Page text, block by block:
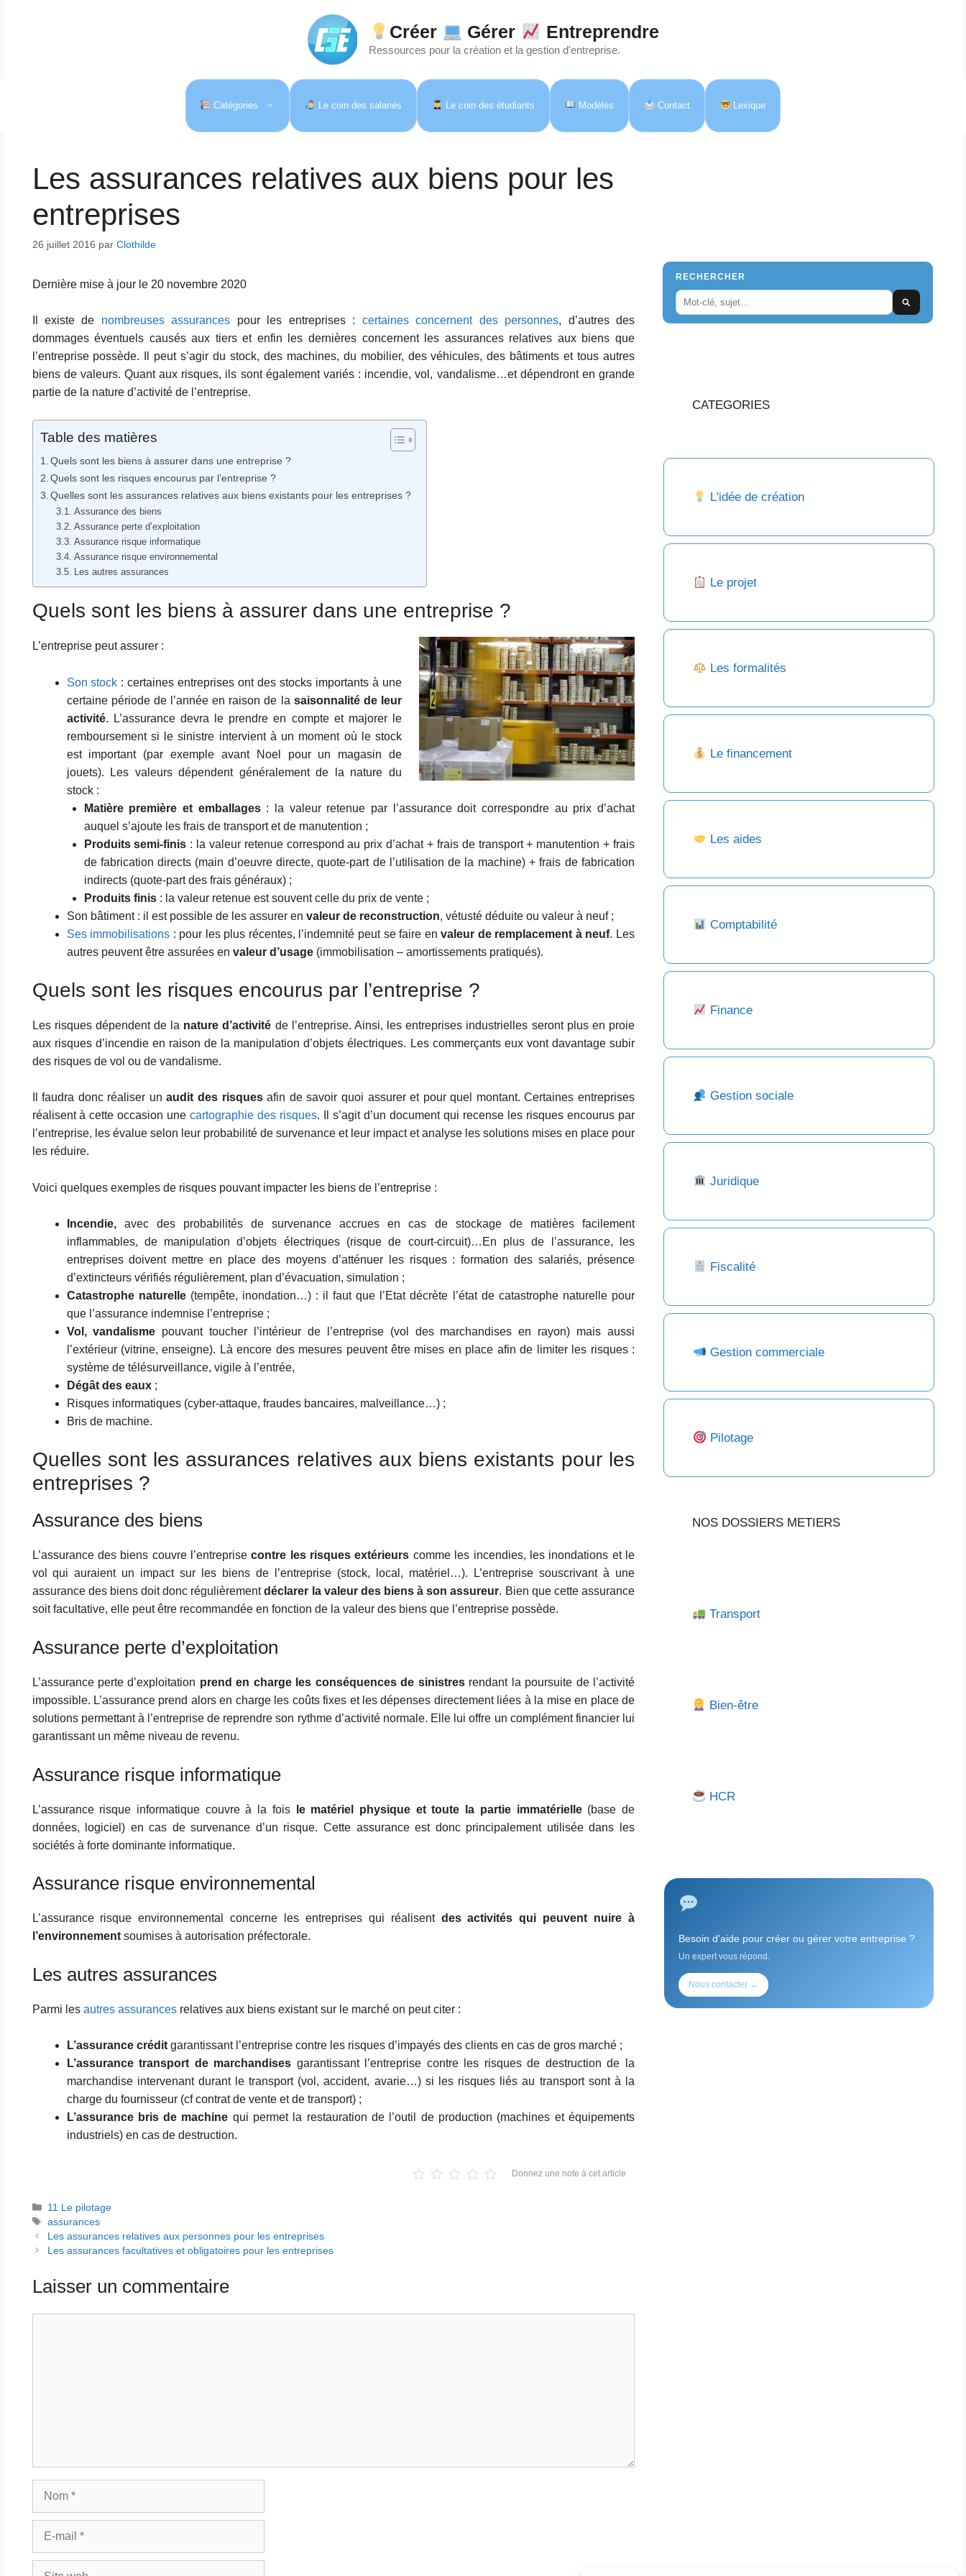
Créer Gérer Entreprendre
Ressources pour la création et la gestion d'entreprise.
Catégories Le coin des salariés Le coin des étudiants Modèles Contact Lexique
Les assurances relatives aux biens pour les
entreprises
26 juillet 2016 par Clothilde
Dernière mise à jour le 20 novembre 2020
Il existe de nombreuses assurances pour les entreprises : certaines concernent des personnes, d’autres des
dommages éventuels causés aux tiers et enfin les dernières concernent les assurances relatives aux biens que
l’entreprise possède. Il peut s’agir du stock, des machines, du mobilier, des véhicules, des bâtiments et tous autres
biens de valeurs. Quant aux risques, ils sont également variés : incendie, vol, vandalisme…et dépendront en grande
partie de la nature d’activité de l’entreprise.
Table des matières
Quels sont les biens à assurer dans une entreprise ?
Quels sont les risques encourus par l’entreprise ?
Quelles sont les assurances relatives aux biens existants pour les entreprises ?
Assurance des biens
Assurance perte d’exploitation
Assurance risque informatique
Assurance risque environnemental
Les autres assurances
Quels sont les biens à assurer dans une entreprise ?
L’entreprise peut assurer :
Son stock : certaines entreprises ont des stocks importants à une
certaine période de l’année en raison de la saisonnalité de leur
activité. L’assurance devra le prendre en compte et majorer le
remboursement si le sinistre intervient à un moment où le stock
est important (par exemple avant Noel pour un magasin de
jouets). Les valeurs dépendent généralement de la nature du
stock :
Matière première et emballages: la valeur retenue par l’assurance doit correspondre au prix d’achat
auquel s’ajoute les frais de transport et de manutention ;
Produits semi-finis : la valeur retenue correspond au prix d’achat + frais de transport + manutention + frais
de fabrication directs (main d’oeuvre directe, quote-part de l’utilisation de la machine) + frais de fabrication
indirects (quote-part des frais généraux) ;
Produits finis: la valeur retenue est souvent celle du prix de vente ;
Son bâtiment : il est possible de les assurer en valeur de reconstruction, vétusté déduite ou valeur à neuf ;
Ses immobilisations : pour les plus récentes, l’indemnité peut se faire envaleur de remplacement à neuf. Les
autres peuvent être assurées en valeur d’usage(immobilisation – amortissements pratiqués).
Quels sont les risques encourus par l’entreprise ?
Les risques dépendent de la nature d’activité de l’entreprise. Ainsi, les entreprises industrielles seront plus en proie
aux risques d’incendie en raison de la manipulation d’objets électriques. Les commerçants eux vont davantage subir
des risques de vol ou de vandalisme.
Il faudra donc réaliser unaudit des risquesafin de savoir quoi assurer et pour quel montant. Certaines entreprises
réalisent à cette occasion unecartographie des risques. Il s’agit d’un document qui recense les risques encourus par
l’entreprise, les évalue selon leur probabilité de survenance et leur impact et analyse les solutions mises en place pour
les réduire.
Voici quelques exemples de risques pouvant impacter les biens de l’entreprise :
Incendie,avec des probabilités de survenance accrues en cas de stockage de matières facilement
inflammables, de manipulation d’objets électriques (risque de court-circuit)…En plus de l’assurance, les
entreprises doivent mettre en place des moyens d’atténuer les risques : formation des salariés, présence
d’extincteurs vérifiés régulièrement, plan d’évacuation, simulation ;
Catastrophe naturelle(tempête, inondation…) : il faut que l’Etat décrète l’état de catastrophe naturelle pour
que l’assurance indemnise l’entreprise ;
Vol, vandalisme pouvant toucher l’intérieur de l’entreprise (vol des marchandises en rayon) mais aussi
l’extérieur (vitrine, enseigne). Là encore des mesures peuvent être mises en place afin de limiter les risques :
système de télésurveillance, vigile à l’entrée,
Dégât des eaux;
Risques informatiques (cyber-attaque, fraudes bancaires, malveillance…) ;
Bris de machine.
Quelles sont les assurances relatives aux biens existants pour les
entreprises ?
Assurance des biens
L’assurance des biens couvre l’entreprisecontre les risques extérieurs comme les incendies, les inondations et le
vol qui auraient un impact sur les biens de l’entreprise (stock, local, matériel…). L’entreprise souscrivant à une
assurance des biens doit donc régulièrementdéclarer la valeur des biens à son assureur. Bien que cette assurance
soit facultative, elle peut être recommandée en fonction de la valeur des biens que l’entreprise possède.
Assurance perte d’exploitation
L’assurance perte d’exploitation prend en charge les conséquences de sinistresrendant la poursuite de l’activité
impossible. L’assurance prend alors en charge les coûts fixes et les dépenses directement liées à la mise en place de
solutions permettant à l’entreprise de reprendre son rythme d’activité normale. Elle lui offre un complément financier lui
garantissant un même niveau de revenu.
Assurance risque informatique
L’assurance risque informatique couvre à la fois le matériel physique et toute la partie immatérielle (base de
données, logiciel) en cas de survenance d’un risque. Cette assurance est donc principalement utilisée dans les
sociétés à forte dominante informatique.
Assurance risque environnemental
L’assurance risque environnemental concerne les entreprises qui réalisent des activités qui peuvent nuire à
l’environnementsoumises à autorisation préfectorale.
Les autres assurances
Parmi les autres assurancesrelatives aux biens existant sur le marché on peut citer :
L’assurance crédit garantissant l’entreprise contre les risques d’impayés des clients en cas de gros marché ;
L’assurance transport de marchandises garantissant l’entreprise contre les risques de destruction de la
marchandise intervenant durant le transport (vol, accident, avarie…) si les risques liés au transport sont à la
charge du fournisseur (cf contrat de vente et de transport) ;
L’assurance bris de machine qui permet la restauration de l’outil de production (machines et équipements
industriels) en cas de destruction.
Donnez une note à cet article
Catégories
11 Le pilotage
Étiquettes
assurances
Les assurances relatives aux personnes pour les entreprises
Les assurances facultatives et obligatoires pour les entreprises
Laisser un commentaire
RECHERCHER
CATEGORIES
L'idée de création
Le projet
Les formalités
Le financement
Les aides
Comptabilité
Finance
Gestion sociale
Juridique
Fiscalité
Gestion commerciale
Pilotage
NOS DOSSIERS METIERS
Transport
Bien-être
HCR
Besoin d'aide pour créer ou gérer votre entreprise ?
Un expert vous répond.
Nous contacter →